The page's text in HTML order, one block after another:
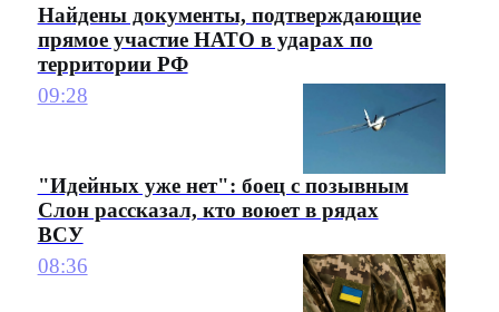
Найдены документы, подтверждающие
прямое участие НАТО в ударах по
территории РФ
09:28
"Идейных уже нет": боец с позывным
Слон рассказал, кто воюет в рядах
ВСУ
08:36